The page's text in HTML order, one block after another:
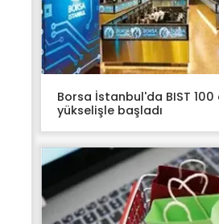
Borsa İstanbul'da BIST
yükselişle başladı